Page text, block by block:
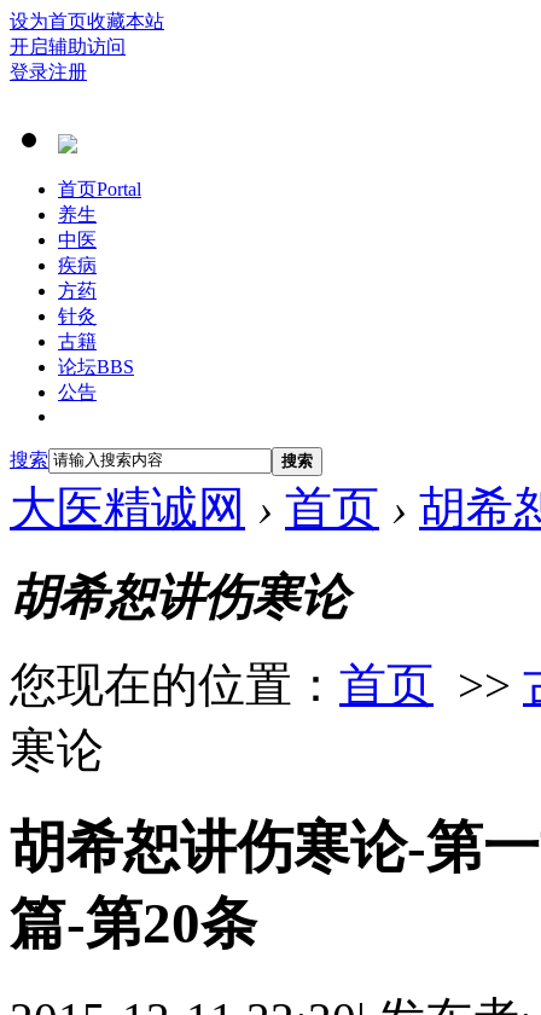
设为首页收藏本站
开启辅助访问
登录注册
首页Portal
养生
中医
疾病
方药
针灸
古籍
论坛BBS
公告
搜索 搜索
大医精诚网 › 首页 › 胡希
胡希恕讲伤寒论
您现在的位置： 首页 >>
寒论
胡希恕讲伤寒论-第
篇-第20条